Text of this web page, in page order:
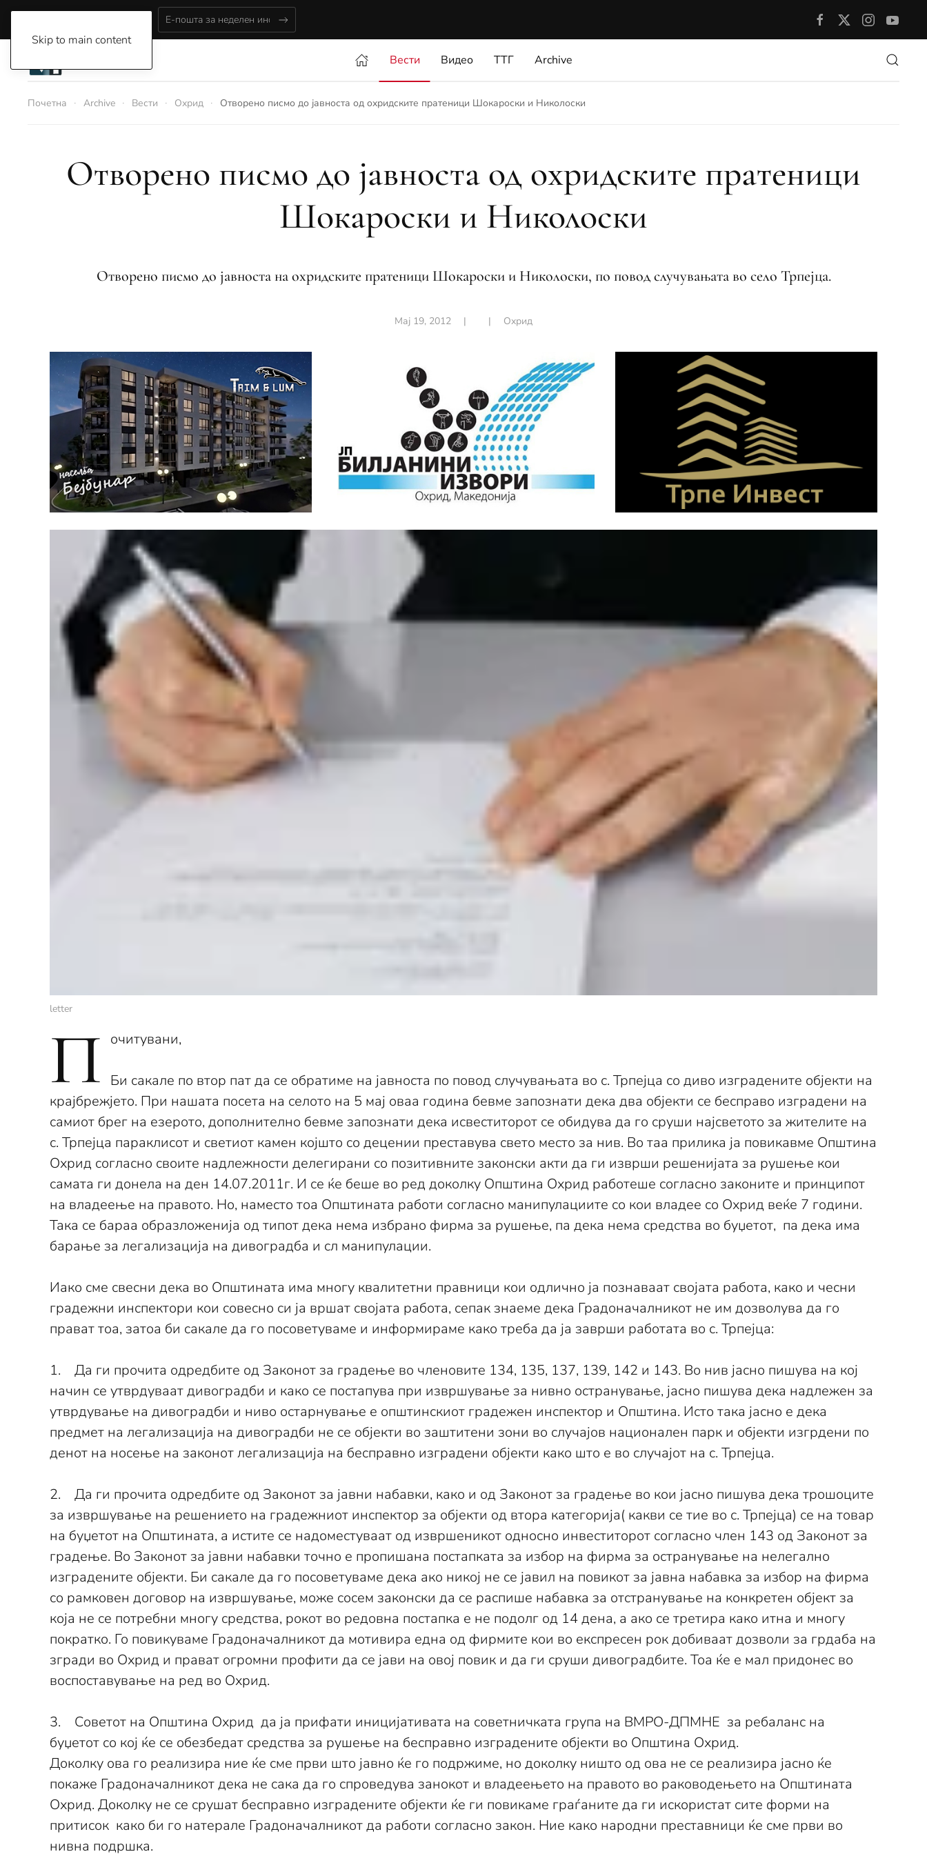
Skip to main content
Вести Видео ТТГ Archive
Почетна Archive Вести Охрид Отворено писмо до јавноста од охридските пратеници Шокароски и Николоски
Отворено писмо до јавноста од охридските пратеници
Шокароски и Николоски
Отворено писмо до јавноста на охридските пратеници Шокароски и Николоски, по повод случувањата во село Трпејца.
Мај 19, 2012 | | Охрид
letter
П очитувани,
Би сакале по втор пат да се обратиме на јавноста по повод случувањата во с. Трпејца со диво изградените објекти на
крајбрежјето. При нашата посета на селото на 5 мај оваа година бевме запознати дека два објекти се бесправо изградени на
самиот брег на езерото, дополнително бевме запознати дека исвеститорот се обидува да го сруши најсветото за жителите на
с. Трпејца параклисот и светиот камен којшто со децении преставува свето место за нив. Во таа прилика ја повикавме Општина
Охрид согласно своите надлежности делегирани со позитивните законски акти да ги изврши решенијата за рушење кои
самата ги донела на ден 14.07.2011г. И се ќе беше во ред доколку Општина Охрид работеше согласно законите и принципот
на владеење на правото. Но, наместо тоа Општината работи согласно манипулациите со кои владее со Охрид веќе 7 години.
Така се бараа образложенија од типот дека нема избрано фирма за рушење, па дека нема средства во буџетот, па дека има
барање за легализација на дивоградба и сл манипулации.
Иако сме свесни дека во Општината има многу квалитетни правници кои одлично ја познаваат својата работа, како и чесни
градежни инспектори кои совесно си ја вршат својата работа, сепак знаеме дека Градоначалникот не им дозволува да го
прават тоа, затоа би сакале да го посоветуваме и информираме како треба да ја заврши работата во с. Трпејца:
1. Да ги прочита одредбите од Законот за градење во членовите 134, 135, 137, 139, 142 и 143. Во нив јасно пишува на кој
начин се утврдуваат дивоградби и како се постапува при извршување за нивно остранување, јасно пишува дека надлежен за
утврдување на дивоградби и ниво остарнување е општинскиот градежен инспектор и Општина. Исто така јасно е дека
предмет на легализација на дивоградби не се објекти во заштитени зони во случајов национален парк и објекти изгрдени по
денот на носење на законот легализација на бесправно изградени објекти како што е во случајот на с. Трпејца.
2. Да ги прочита одредбите од Законот за јавни набавки, како и од Законот за градење во кои јасно пишува дека трошоците
за извршување на решението на градежниот инспектор за објекти од втора категорија( какви се тие во с. Трпејца) се на товар
на буџетот на Општината, а истите се надоместуваат од извршеникот односно инвеститорот согласно член 143 од Законот за
градење. Во Законот за јавни набавки точно е пропишана постапката за избор на фирма за остранување на нелегално
изградените објекти. Би сакале да го посоветуваме дека ако никој не се јавил на повикот за јавна набавка за избор на фирма
со рамковен договор на извршување, може сосем законски да се распише набавка за отстранување на конкретен објект за
која не се потребни многу средства, рокот во редовна постапка е не подолг од 14 дена, а ако се третира како итна и многу
пократко. Го повикуваме Градоначалникот да мотивира една од фирмите кои во експресен рок добиваат дозволи за грдаба на
згради во Охрид и прават огромни профити да се јави на овој повик и да ги сруши дивоградбите. Тоа ќе е мал придонес во
воспоставување на ред во Охрид.
3. Советот на Општина Охрид да ја прифати иницијативата на советничката група на ВМРО-ДПМНЕ за ребаланс на
буџетот со кој ќе се обезбедат средства за рушење на бесправно изградените објекти во Општина Охрид.
Доколку ова го реализира ние ќе сме први што јавно ќе го подржиме, но доколку ништо од ова не се реализира јасно ќе
покаже Градоначалникот дека не сака да го спроведува занокот и владеењето на правото во раководењето на Општината
Охрид. Доколку не се срушат бесправно изградените објекти ќе ги повикаме граѓаните да ги искористат сите форми на
притисок како би го натерале Градоначалникот да работи согласно закон. Ние како народни преставници ќе сме први во
нивна подршка.